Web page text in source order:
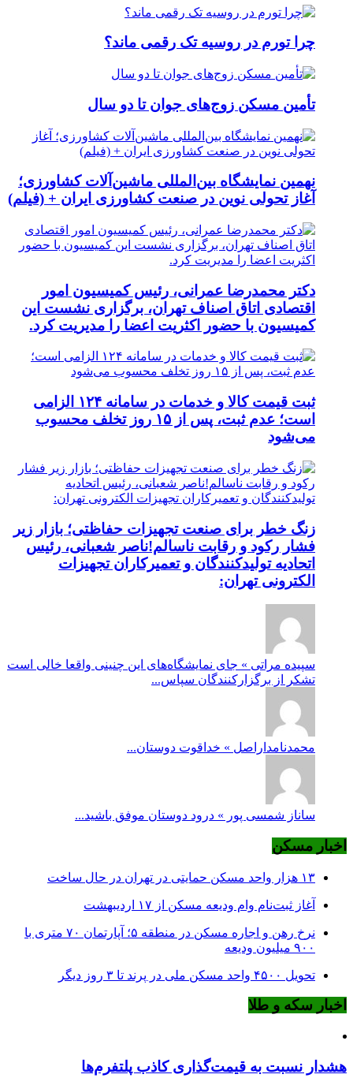
چرا تورم در روسیه تک رقمی ماند؟
تأمین مسکن زوج‌های جوان تا دو سال
نهمین نمایشگاه بین‌المللی ماشین‌آلات کشاورزی؛
آغاز تحولی نوین در صنعت کشاورزی ایران + (فیلم)
دکتر محمدرضا عمرانی، رئیس کمیسیون امور
اقتصادی اتاق اصناف تهران، برگزاری نشست این
کمیسیون با حضور اکثریت اعضا را مدیریت کرد.
ثبت قیمت کالا و خدمات در سامانه ۱۲۴ الزامی
است؛ عدم ثبت، پس از ۱۵ روز تخلف محسوب
می‌شود
زنگ خطر برای صنعت تجهیزات حفاظتی؛ بازار زیر
فشار رکود و رقابت ناسالم!ناصر شعبانی، رئیس
اتحادیه تولیدکنندگان و تعمیرکاران تجهیزات
الکترونی تهران:
سپیده مراتی » جای نمایشگاه‌های این چنینی واقعا خالی است
تشکر از برگزارکنندگان سپاس...
محمدنامداراصل » خداقوت دوستان...
ساناز شمسی پور » درود دوستان موفق باشید...
اخبار مسکن
۱۳ هزار واحد مسکن حمایتی در تهران در حال ساخت
آغاز ثبت‌نام وام ودیعه مسکن از ۱۷ اردیبهشت
نرخ‌ رهن و اجاره مسکن در منطقه ۵؛ آپارتمان ۷۰ متری با
۹۰۰ میلیون ودیعه
تحویل ۴۵۰۰ واحد مسکن ملی در پرند تا ۳ روز دیگر
اخبار سکه و طلا
هشدار نسبت به قیمت‌گذاری کاذب پلتفرم‌ها